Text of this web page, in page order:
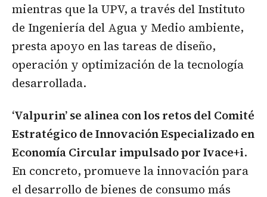
mientras que la UPV, a través del Instituto
de Ingeniería del Agua y Medio ambiente,
presta apoyo en las tareas de diseño,
operación y optimización de la tecnología
desarrollada.
‘Valpurin’ se alinea con los retos del Comité
Estratégico de Innovación Especializado en
Economía Circular impulsado por Ivace+i.
En concreto, promueve la innovación para
el desarrollo de bienes de consumo más